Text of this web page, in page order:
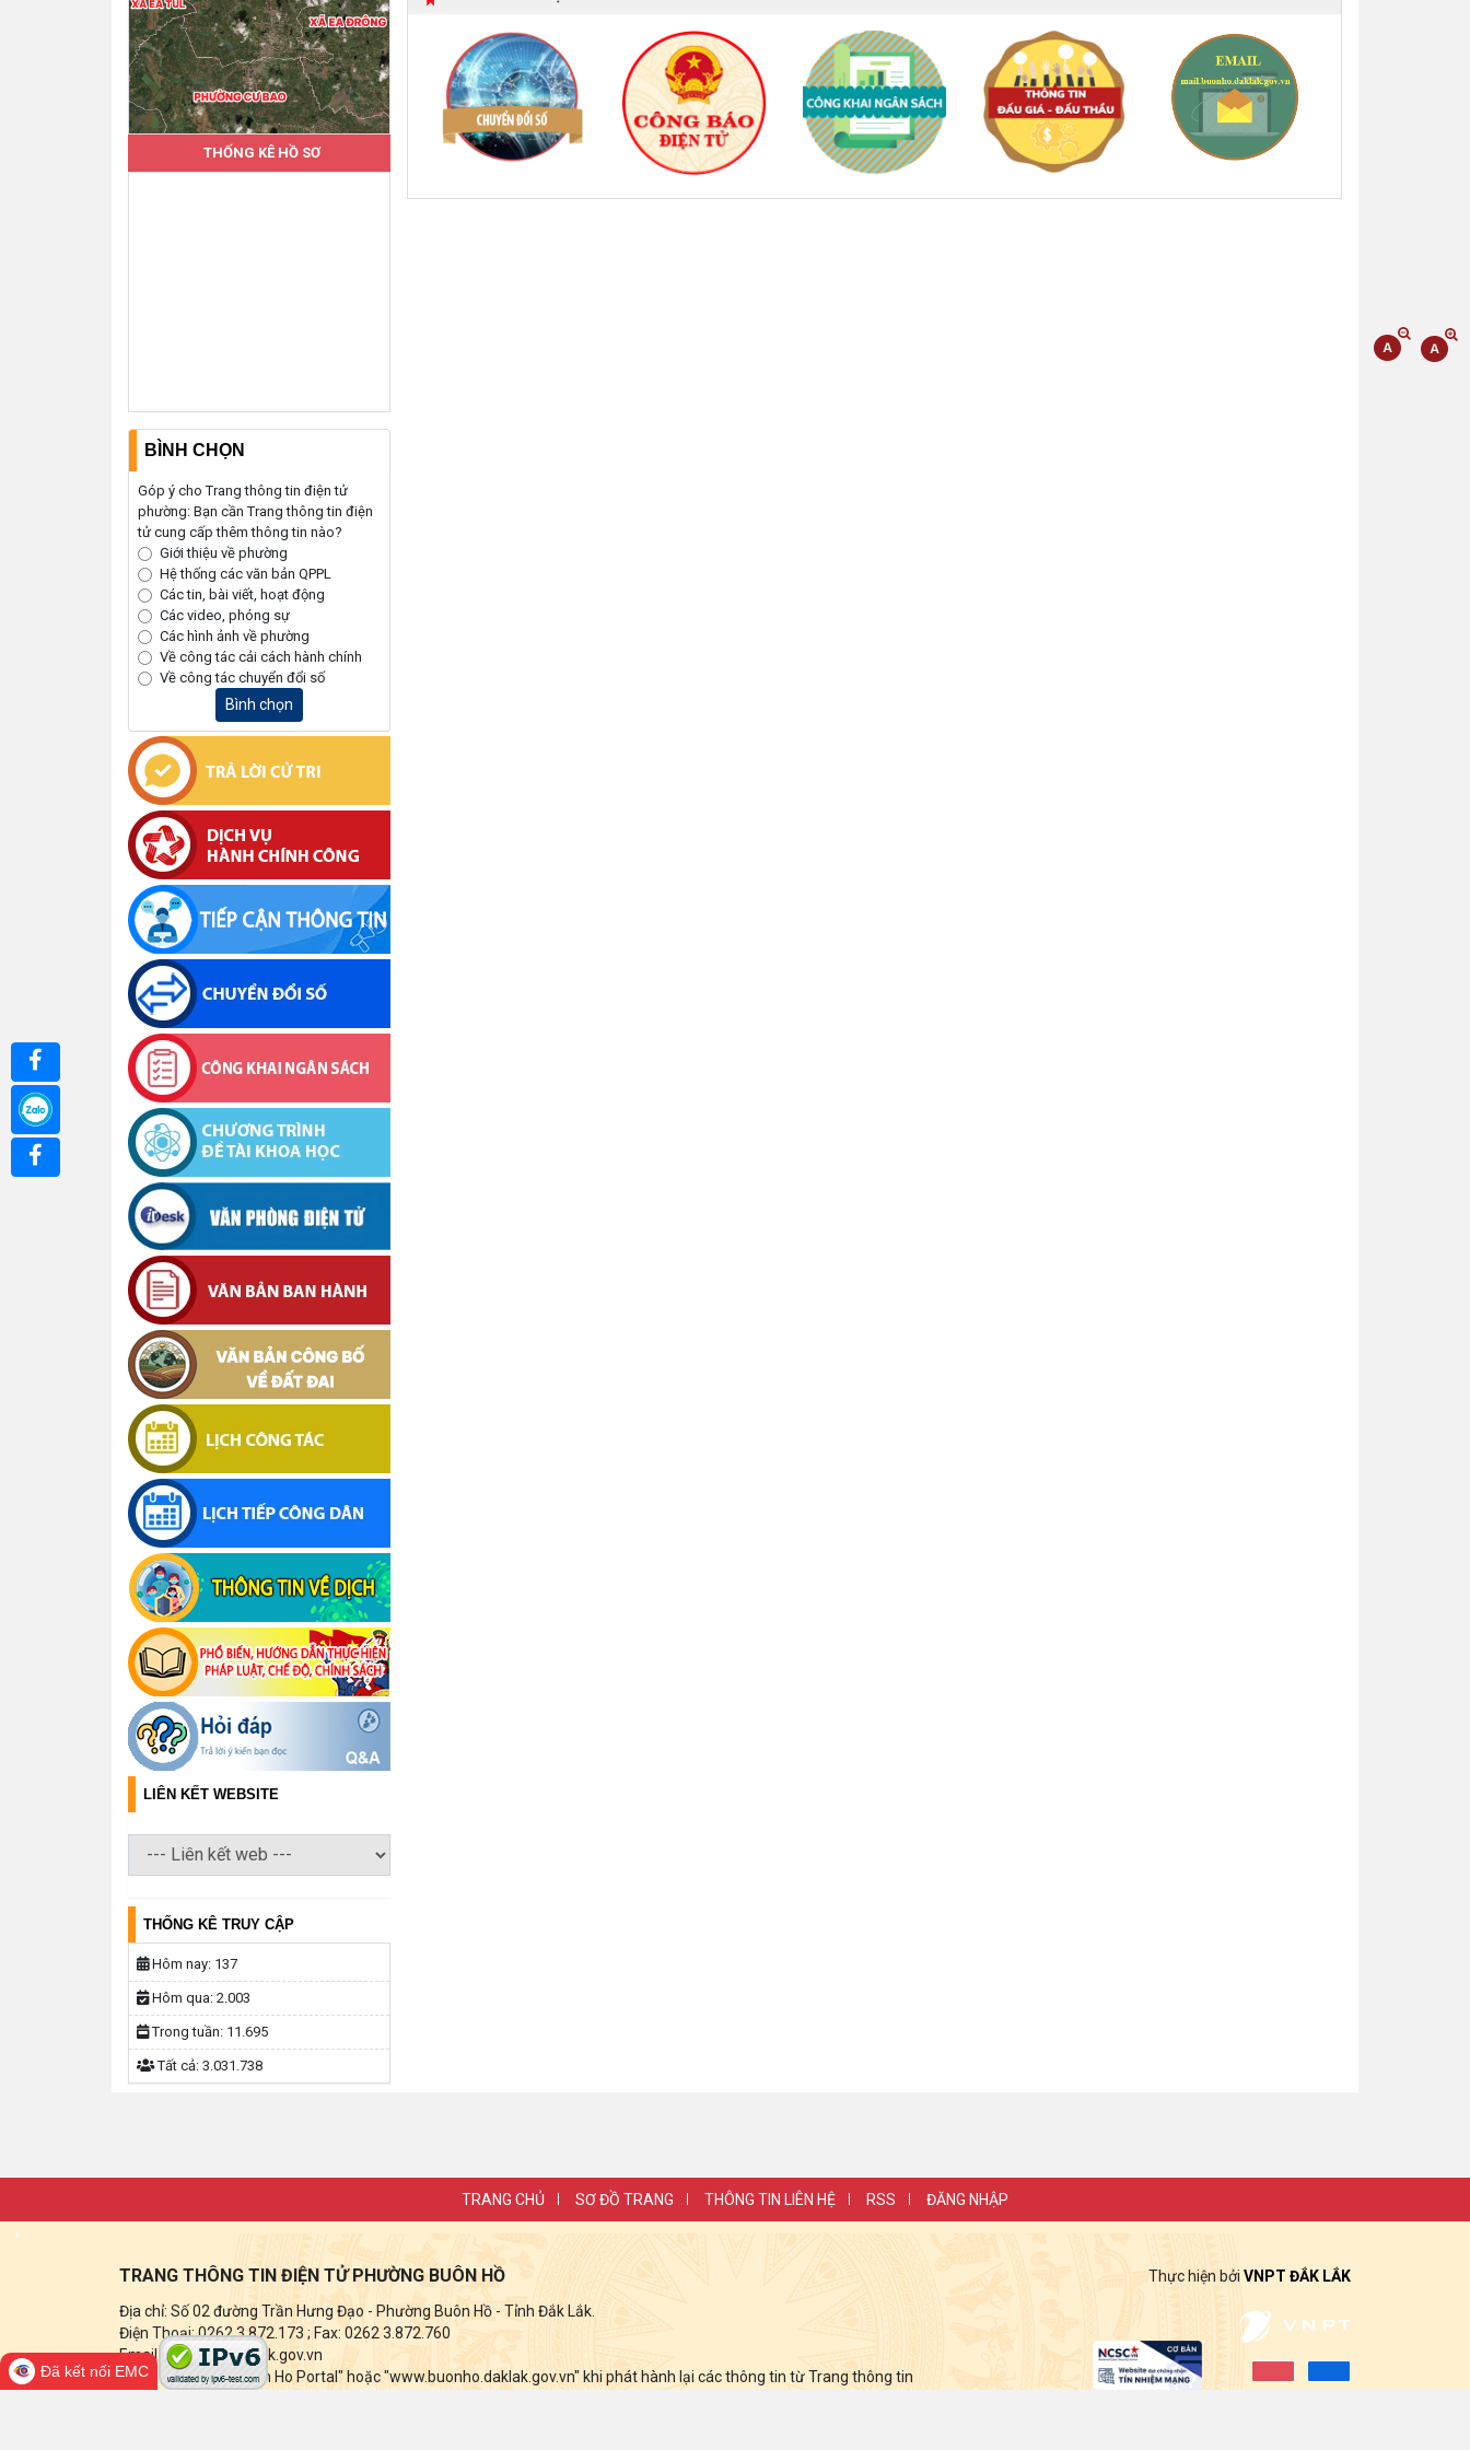
THỐNG KÊ HỒ SƠ
BÌNH CHỌN
Góp ý cho Trang thông tin điện tử
phường: Bạn cần Trang thông tin điện
tử cung cấp thêm thông tin nào?
Giới thiệu về phường
Hệ thống các văn bản QPPL
Các tin, bài viết, hoạt động
Các video, phóng sự
Các hình ảnh về phường
Về công tác cải cách hành chính
Về công tác chuyển đổi số
Bình chọn
LIÊN KẾT WEBSITE
THỐNG KÊ TRUY CẬP
Hôm nay: 137
Hôm qua: 2.003
Trong tuần: 11.695
Tất cả: 3.031.738
TRANG CHỦ SƠ ĐỒ TRANG THÔNG TIN LIÊN HỆ RSS ĐĂNG NHẬP
TRANG THÔNG TIN ĐIỆN TỬ PHƯỜNG BUÔN HỒ
Địa chỉ: Số 02 đường Trần Hưng Đạo - Phường Buôn Hồ - Tỉnh Đắk Lắk.
Điện Thoại: 0262 3.872.173 ; Fax: 0262 3.872.760
Email: buonho@daklak.gov.vn
Ghi rõ nguồn tin "Buon Ho Portal" hoặc "www.buonho.daklak.gov.vn" khi phát hành lại các thông tin từ Trang thông tin
Thực hiện bởiVNPT ĐẮK LẮK
Đã kết nối EMC